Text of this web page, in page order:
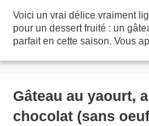
Voici un vrai délice vraiment
pour un dessert fruité : un
parfait en cette saison. Vous
Gâteau au yaourt,
chocolat (sans